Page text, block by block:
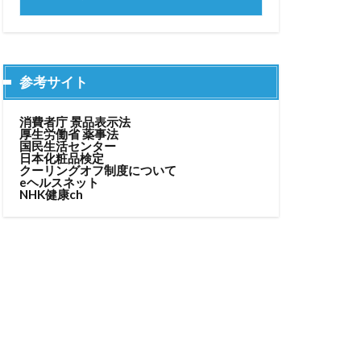
参考サイト
消費者庁 景品表示法
厚生労働省 薬事法
国民生活センター
日本化粧品検定
クーリングオフ制度について
eヘルスネット
NHK健康ch